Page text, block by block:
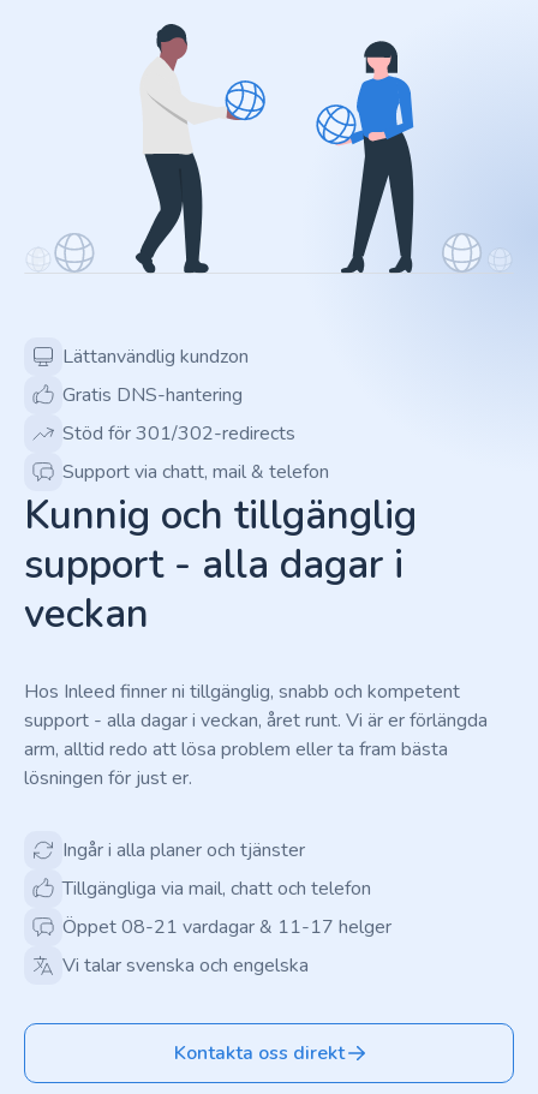
Lättanvändlig kundzon
Gratis DNS-hantering
Stöd för 301/302-redirects
Support via chatt, mail & telefon
Kunnig och tillgänglig
support - alla dagar i
veckan
Hos Inleed finner ni tillgänglig, snabb och kompetent
support - alla dagar i veckan, året runt. Vi är er förlängda
arm, alltid redo att lösa problem eller ta fram bästa
lösningen för just er.
Ingår i alla planer och tjänster
Tillgängliga via mail, chatt och telefon
Öppet 08-21 vardagar & 11-17 helger
Vi talar svenska och engelska
Kontakta oss direkt